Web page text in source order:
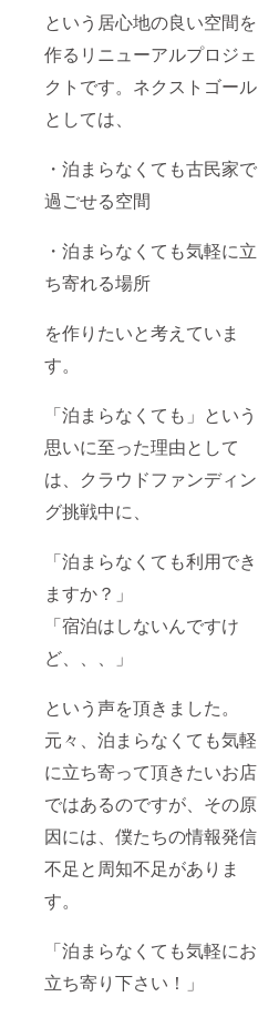
という居心地の良い空間を
作るリニューアルプロジェ
クトです。ネクストゴール
としては、
・泊まらなくても古民家で
過ごせる空間
・泊まらなくても気軽に立
ち寄れる場所
を作りたいと考えていま
す。
「泊まらなくても」という
思いに至った理由として
は、クラウドファンディン
グ挑戦中に、
「泊まらなくても利用でき
ますか？」
「宿泊はしないんですけ
ど、、、」
という声を頂きました。
元々、泊まらなくても気軽
に立ち寄って頂きたいお店
ではあるのですが、その原
因には、僕たちの情報発信
不足と周知不足がありま
す。
「泊まらなくても気軽にお
立ち寄り下さい！」